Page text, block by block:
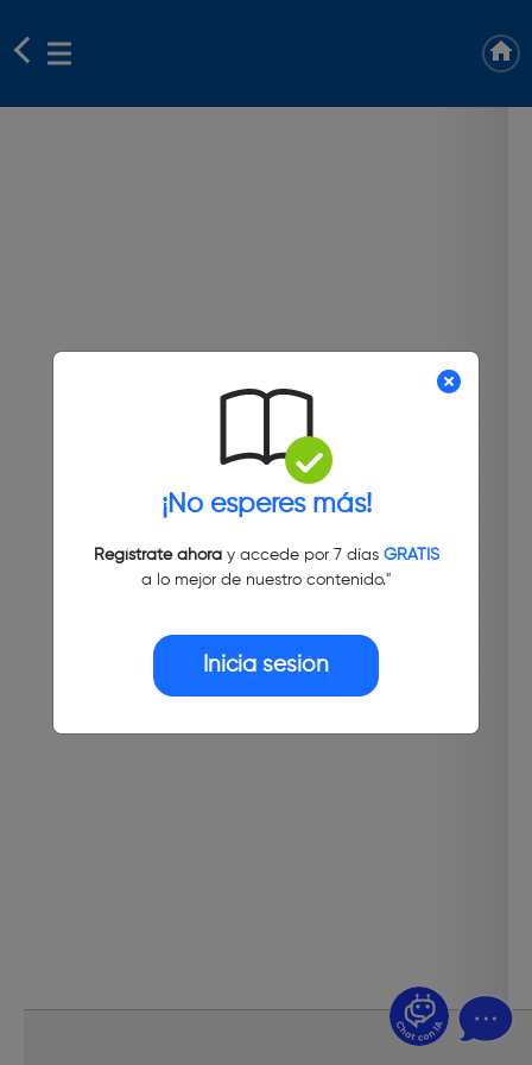
¡No esperes más!
Regístrate ahoray accede por 7 días GRATIS
a lo mejor de nuestro contenido."
Inicia sesión